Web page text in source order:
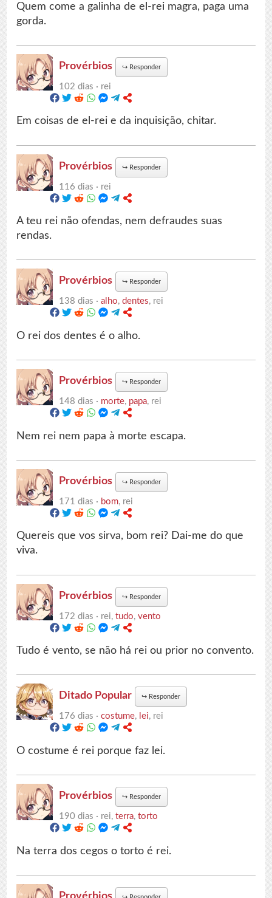
Quem come a galinha de el-rei magra, paga uma
gorda.
Provérbios ↪ Responder
102 dias · rei
Em coisas de el-rei e da inquisição, chitar.
Provérbios ↪ Responder
116 dias · rei
A teu rei não ofendas, nem defraudes suas
rendas.
Provérbios ↪ Responder
138 dias ·alho,dentes, rei
O rei dos dentes é o alho.
Provérbios ↪ Responder
148 dias · morte, papa, rei
Nem rei nem papa à morte escapa.
Provérbios ↪ Responder
171 dias · bom, rei
Quereis que vos sirva, bom rei? Dai-me do que
viva.
Provérbios ↪ Responder
172 dias · rei,tudo,vento
Tudo é vento, se não há rei ou prior no convento.
Ditado Popular ↪ Responder
176 dias ·costume, lei, rei
O costume é rei porque faz lei.
Provérbios ↪ Responder
190 dias · rei,terra,torto
Na terra dos cegos o torto é rei.
Provérbios